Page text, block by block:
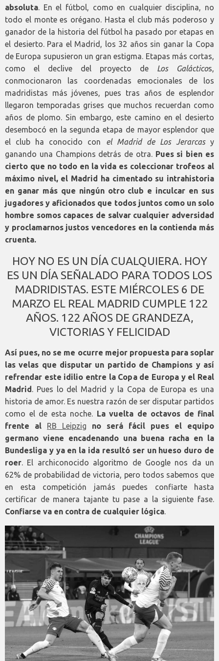
absoluta. En el fútbol, como en cualquier disciplina, no
todo el monte es orégano. Hasta el club más poderoso y
ganador de la historia del fútbol ha pasado por etapas en
el desierto. Para el Madrid, los 32 años sin ganar la Copa
de Europa supusieron un gran estigma. Etapas más cortas,
como el declive del proyecto de Los Galácticos,
conmocionaron las coordenadas emocionales de los
madridistas más jóvenes, pues tras años de esplendor
llegaron temporadas grises que muchos recuerdan como
años de plomo. Sin embargo, este camino en el desierto
desembocó en la segunda etapa de mayor esplendor que
el club ha conocido con el Madrid de Los Jerarcasy
ganando una Champions detrás de otra. Pues si bien es
cierto que no todo en la vida es coleccionar trofeos al
máximo nivel, el Madrid ha cimentado su intrahistoria
en ganar más que ningún otro club e inculcar en sus
jugadores y aficionados que todos juntos como un solo
hombre somos capaces de salvar cualquier adversidad
y proclamarnos justos vencedores en la contienda más
cruenta.
HOY NO ES UN DÍA CUALQUIERA. HOY
ES UN DÍA SEÑALADO PARA TODOS LOS
MADRIDISTAS. ESTE MIÉRCOLES 6 DE
MARZO EL REAL MADRID CUMPLE 122
AÑOS. 122 AÑOS DE GRANDEZA,
VICTORIAS Y FELICIDAD
Así pues, no se me ocurre mejor propuesta para soplar
las velas que disputar un partido de Champions y así
refrendar este idilio entre la Copa de Europa y el Real
Madrid. Pues lo del Madrid y la Copa de Europa es una
historia de amor. Es nuestra razón de ser disputar partidos
como el de esta noche. La vuelta de octavos de final
frente al RB Leipzig no será fácil pues el equipo
germano viene encadenando una buena racha en la
Bundesliga y ya en la ida resultó ser un hueso duro de
roer. El archiconocido algoritmo de Google nos da un
62% de probabilidad de victoria, pero todos sabemos que
en esta competición jamás puedes confiarte hasta
certificar de manera tajante tu pase a la siguiente fase.
Confiarse va en contra de cualquier lógica.